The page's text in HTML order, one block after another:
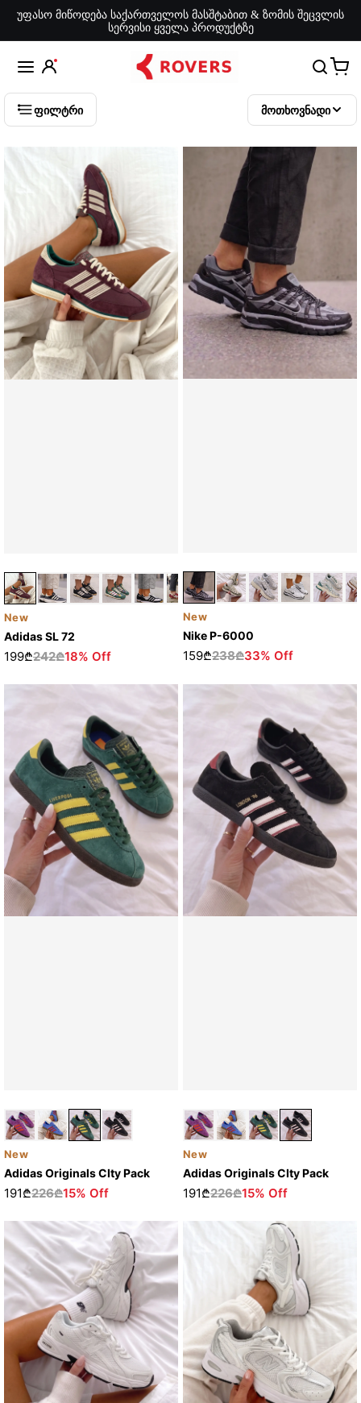
უფასო მიწოდება საქართველოს მასშტაბით & ზომის შეცვლის
სერვისი ყველა პროდუქტზე
ფილტრი მოთხოვნადი
New
Adidas SL 72
199₾242₾18% Off
New
Nike P-6000
159₾238₾33% Off
New
Adidas Originals CIty Pack
191₾226₾15% Off
New
Adidas Originals CIty Pack
191₾226₾15% Off